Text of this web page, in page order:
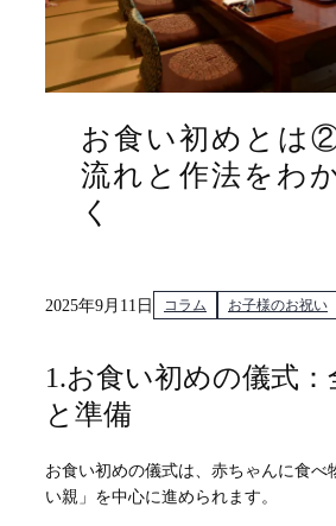
お食い初めとは
流れと作法をわ
く
2025年9月11日 コラム お子様のお祝い
1.お食い初めの儀式
と準備
お食い初めの儀式は、赤ちゃんに食べ
い親」を中心に進められます。